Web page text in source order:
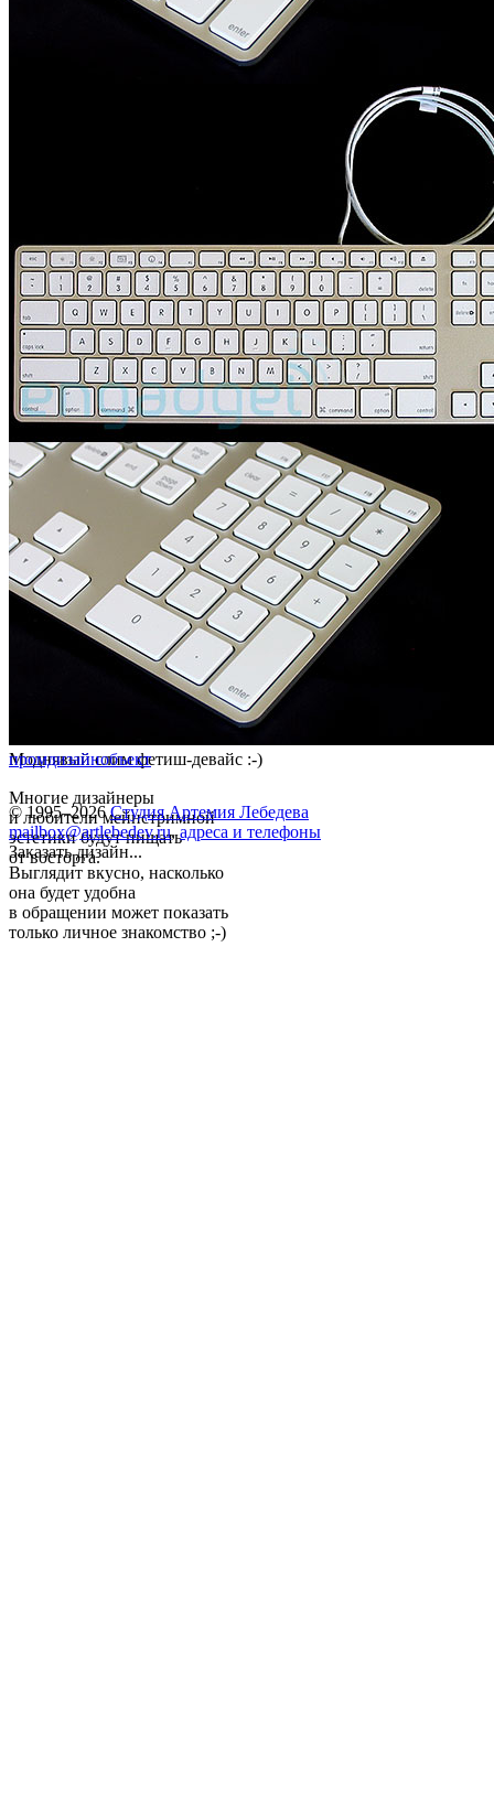
Моднявый слим фетиш-девайс :-)
Многие дизайнеры
и любители мейнстримной
эстетики будут пищать
от восторга.
Выглядит вкусно, насколько
она будет удобна
в обращении может показать
только личное знакомство ;-)
промдизайнобъект
© 1995–2026 Студия Артемия Лебедева
mailbox@artlebedev.ru, адреса и телефоны
Заказать дизайн...